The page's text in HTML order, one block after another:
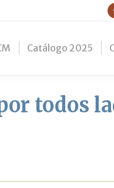
Catálogo 2025
todos